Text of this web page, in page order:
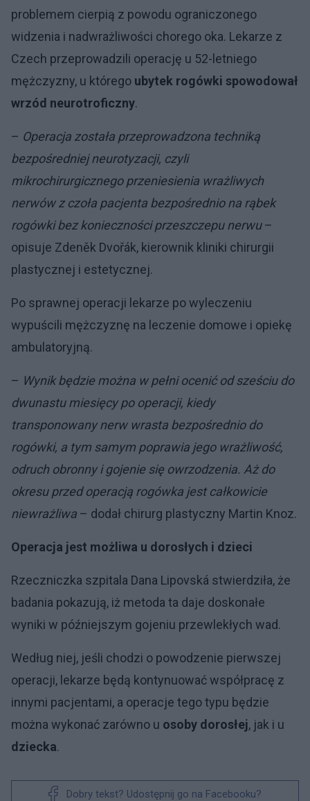
problemem cierpią z powodu ograniczonego
widzenia i nadwrażliwości chorego oka. Lekarze z
Czech przeprowadzili operację u 52-letniego
mężczyzny, u którego ubytek rogówki spowodował
wrzód neurotroficzny.
– Operacja została przeprowadzona techniką
bezpośredniej neurotyzacji, czyli
mikrochirurgicznego przeniesienia wrażliwych
nerwów z czoła pacjenta bezpośrednio na rąbek
rogówki bez konieczności przeszczepu nerwu–
opisuje Zdeněk Dvořák, kierownik kliniki chirurgii
plastycznej i estetycznej.
Po sprawnej operacji lekarze po wyleczeniu
wypuścili mężczyznę na leczenie domowe i opiekę
ambulatoryjną.
– Wynik będzie można w pełni ocenić od sześciu do
dwunastu miesięcy po operacji, kiedy
transponowany nerw wrasta bezpośrednio do
rogówki, a tym samym poprawia jego wrażliwość,
odruch obronny i gojenie się owrzodzenia. Aż do
okresu przed operacją rogówka jest całkowicie
niewrażliwa – dodał chirurg plastyczny Martin Knoz.
Operacja jest możliwa u dorosłych i dzieci
Rzeczniczka szpitala Dana Lipovská stwierdziła, że ​​
badania pokazują, iż metoda ta daje doskonałe
wyniki w późniejszym gojeniu przewlekłych wad.
Według niej, jeśli chodzi o powodzenie pierwszej
operacji, lekarze będą kontynuować współpracę z
innymi pacjentami, a operacje tego typu będzie
można wykonać zarówno u osoby dorosłej, jak i u
dziecka.
Dobry tekst? Udostępnij go na Facebooku?